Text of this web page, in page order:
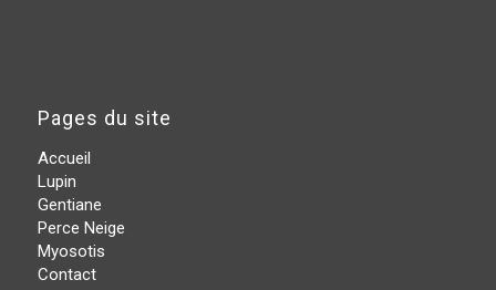
Pages du site
Accueil
Lupin
Gentiane
Perce Neige
Myosotis
Contact